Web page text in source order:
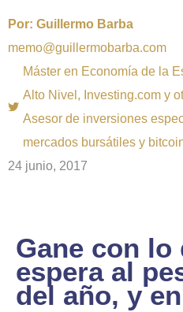
Por: Guillermo Barba
memo@guillermobarba.com
Máster en Economía de la
Alto Nivel, Investing.com y
Asesor de inversiones
mercados bursátiles y
24 junio, 2017
Gane con lo
espera al
del año, y